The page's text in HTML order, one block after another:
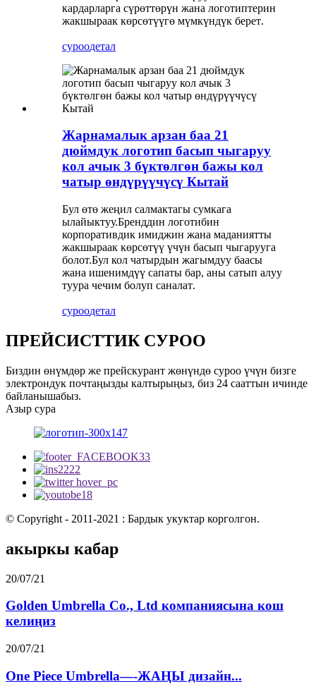
кардарларга сүрөттөрүн жана логотиптерин
жакшыраак көрсөтүүгө мүмкүндүк берет.
суроодетал
Жарнамалык арзан баа 21
дюймдук логотип басып чыгаруу
кол ачык 3 бүктөлгөн бажы кол
чатыр өндүрүүчүсү Кытай
Бул өтө жеңил салмактагы сумкага
ылайыктуу.Бренддин логотибин
корпоративдик имиджин жана маданиятты
жакшыраак көрсөтүү үчүн басып чыгарууга
болот.Бул кол чатырдын жагымдуу баасы
жана ишенимдүү сапаты бар, аны сатып алуу
туура чечим болуп саналат.
суроодетал
ПРЕЙСИСТТИК СУРОО
Биздин өнүмдөр же прейскурант жөнүндө суроо үчүн бизге
электрондук почтаңызды калтырыңыз, биз 24 сааттын ичинде
байланышабыз.
Азыр сура
© Copyright - 2011-2021 : Бардык укуктар корголгон.
акыркы кабар
20/07/21
Golden Umbrella Co., Ltd компаниясына кош
келиңиз
20/07/21
One Piece Umbrella—-ЖАҢЫ дизайн...